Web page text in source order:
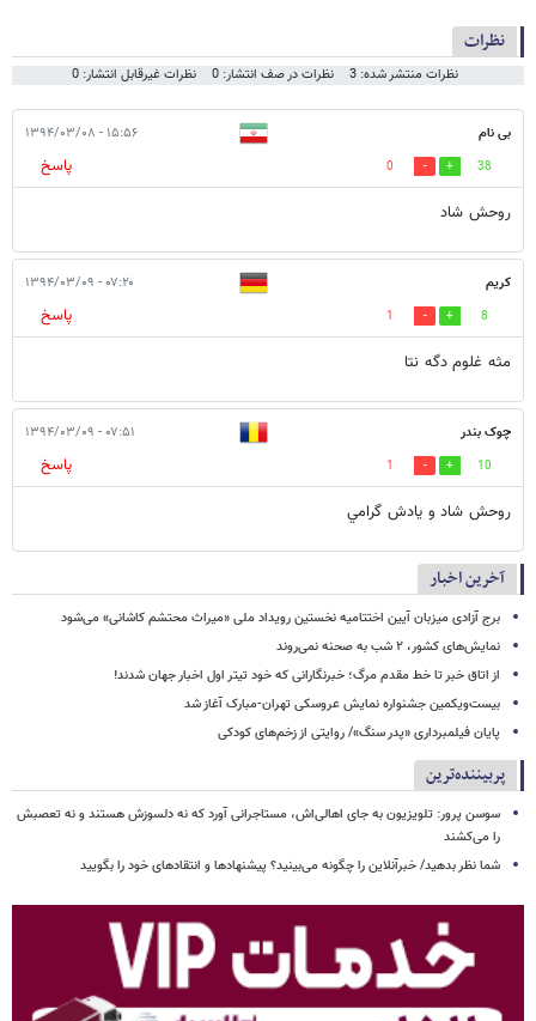
نظرات
نظرات منتشر شده: 3 نظرات در صف انتشار: 0 نظرات غیرقابل انتشار: 0
بی نام ۱۵:۵۶ - ۱۳۹۴/۰۳/۰۸
38
0
پاسخ
روحش شاد
کریم ۰۷:۲۰ - ۱۳۹۴/۰۳/۰۹
8
1
پاسخ
مثه غلوم دگه نتا
چوک بندر ۰۷:۵۱ - ۱۳۹۴/۰۳/۰۹
10
1
پاسخ
روحش شاد و يادش گرامي
آخرین اخبار
برج آزادی میزبان آیین اختتامیه نخستین رویداد ملی «میراث محتشم کاشانی» می‌شود
نمایش‌های کشور، ٢ شب به صحنه نمی‌روند
از اتاق خبر تا خط مقدم مرگ؛ خبرنگارانی که خود تیتر اول اخبار جهان شدند!
بیست‌ویکمین جشنواره نمایش عروسکی تهران-مبارک آغاز شد
پایان فیلمبرداری «پدر سنگ»/ روایتی از زخم‌های کودکی
پربیننده‌ترین
سوسن پرور: تلویزیون به جای اهالی‌اش، مستاجرانی آورد که نه دلسوزش هستند و نه تعصبش
را می‌کشند
شما نظر بدهید/ خبرآنلاین را چگونه می‌بینید؟ پیشنهادها و انتقادهای خود را بگویید